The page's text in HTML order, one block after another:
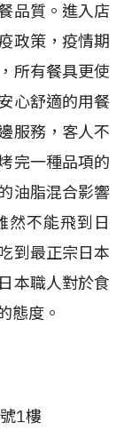
品質。進入店
政策，疫情期
所有餐具更使
心舒適的用餐
服務，客人不
完一種品項的
油脂混合影響
然不能飛到日
到最正宗日本
本職人對於食
態度。
1樓